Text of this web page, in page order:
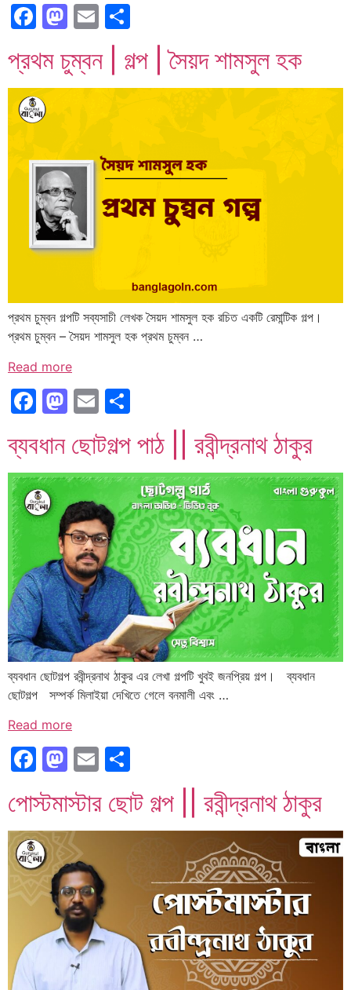
Facebook
Mastodon
Email
প্রথম চুম্বন | গল্প | সৈয়দ শামসুল হক
প্রথম চুম্বন গল্পটি সব্যসাচী লেখক সৈয়দ শামসুল হক রচিত একটি রেমান্টিক গল্প।
প্রথম চুম্বন – সৈয়দ শামসুল হক প্রথম চুম্বন …
Read more
Facebook
Mastodon
Email
ব্যবধান ছোটগল্প পাঠ || রবীন্দ্রনাথ ঠাকুর
ব্যবধান ছোটগল্প রবীন্দ্রনাথ ঠাকুর এর লেখা গল্পটি খুবই জনপ্রিয় গল্প। ব্যবধান
ছোটগল্প সম্পর্ক মিলাইয়া দেখিতে গেলে বনমালী এবং …
Read more
Facebook
Mastodon
Email
পোস্টমাস্টার ছোট গল্প || রবীন্দ্রনাথ ঠাকুর